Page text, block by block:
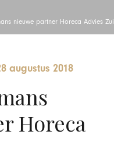
nieuwe partner Horeca Advies
augustus 2018
Horeca